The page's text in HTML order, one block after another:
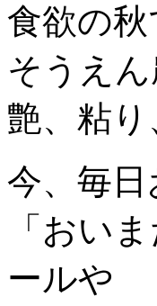
食欲の
そうえ
艶、粘
今、毎
「おい
ールや